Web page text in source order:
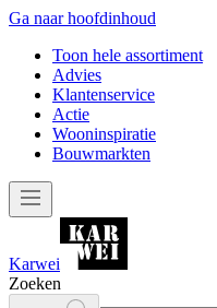
Ga naar hoofdinhoud
Toon hele assortiment
Advies
Klantenservice
Actie
Wooninspiratie
Bouwmarkten
Karwei
Zoeken